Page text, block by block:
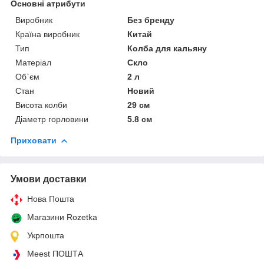
Основні атрибути
Виробник
Без бренду
Країна виробник
Китай
Тип
Колба для кальяну
Матеріал
Скло
Об`єм
2 л
Стан
Новий
Висота колби
29 см
Діаметр горловини
5.8 см
Приховати
Умови доставки
Нова Пошта
Магазини Rozetka
Укрпошта
Meest ПОШТА